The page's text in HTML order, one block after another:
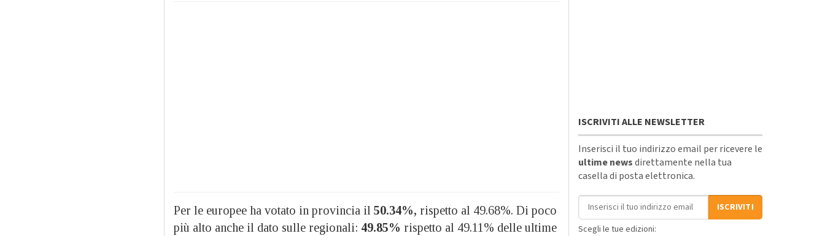
Per le europee ha votato in provincia il 50.34%, rispetto al 49.68%. Di poco
più alto anche il dato sulle regionali: 49.85% rispetto al 49.11% delle ultime
ISCRIVITI ALLE NEWSLETTER
Inserisci il tuo indirizzo email per ricevere le
ultime newsdirettamente nella tua
casella di posta elettronica.
Indirizzo email
ISCRIVITI
Scegli le tue edizioni: